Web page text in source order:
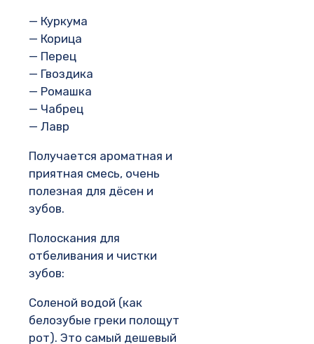
— Куркума
— Корица
— Перец
— Гвоздика
— Ромашка
— Чабрец
— Лавр
Получается ароматная и
приятная смесь, очень
полезная для дёсен и
зубов.
Полоскания для
отбеливания и чистки
зубов:
Соленой водой (как
белозубые греки полощут
рот). Это самый дешевый